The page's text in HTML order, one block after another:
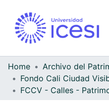
Home
Fondo Cali Ciudad